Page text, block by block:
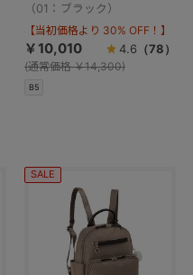
（01：ブラック）
B5
【当初価格より 30% OFF！】
￥10,010
(通常価格￥14,300)
4.6 （78）
SALE